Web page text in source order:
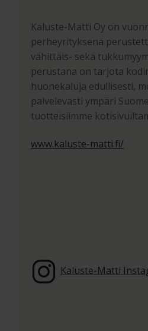
Kaluste-Matti Oy on
perheyrityksenä
vähittäis- sekä
perustana on tarjota
huonekaluja edullisesti,
palvelevasti ympäri
tuotteisiimme
www.kaluste-matti.fi/
Kaluste-Matti